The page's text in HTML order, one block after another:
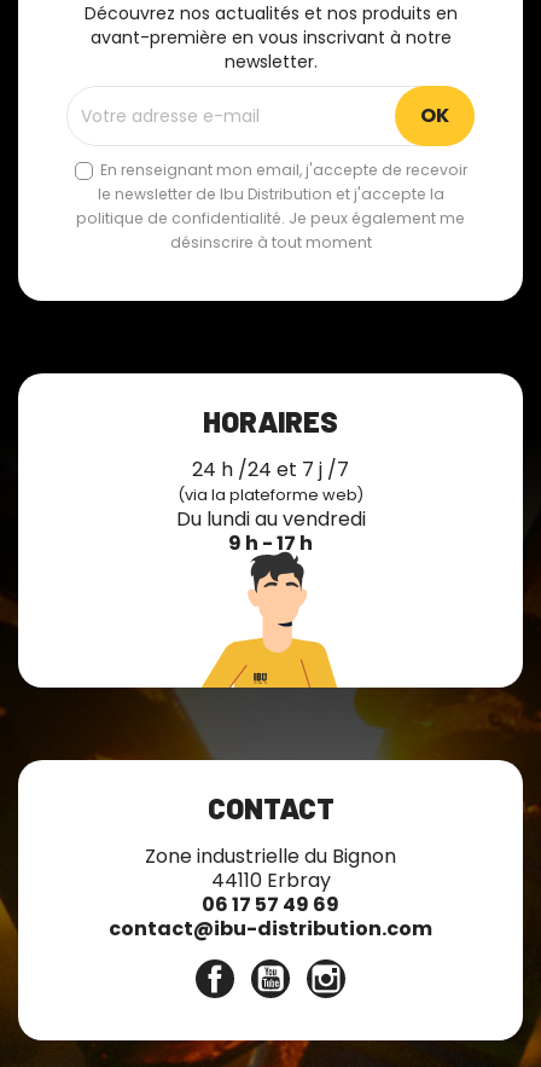
Découvrez nos actualités et nos produits en
avant-première en vous inscrivant à notre
newsletter.
En renseignant mon email, j'accepte de recevoir
le newsletter de Ibu Distribution et j'accepte la
politique de confidentialité. Je peux également me
désinscrire à tout moment
HORAIRES
24 h /24 et 7 j /7
(via la plateforme web)
Du lundi au vendredi
9 h - 17 h
CONTACT
Zone industrielle du Bignon
44110 Erbray
06 17 57 49 69
contact@ibu-distribution.com
FacebookYouTube